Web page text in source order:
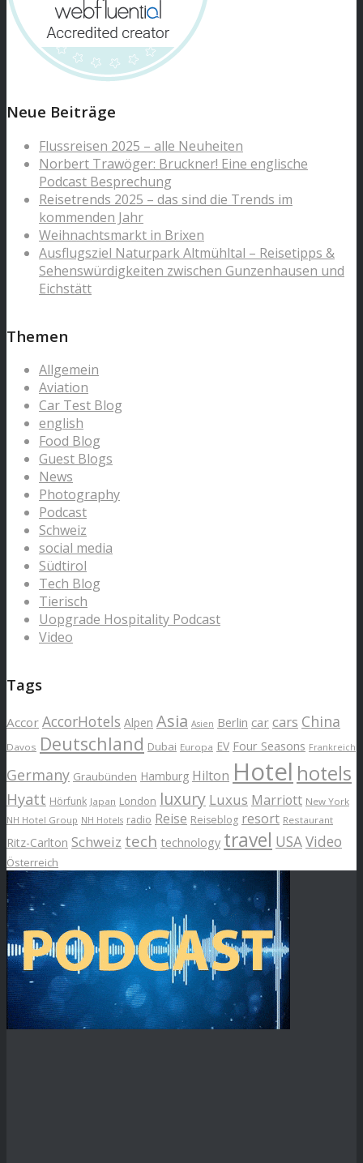
Neue Beiträge
Flussreisen 2025 – alle Neuheiten
Norbert Trawöger: Bruckner! Eine englische
Podcast Besprechung
Reisetrends 2025 – das sind die Trends im
kommenden Jahr
Weihnachtsmarkt in Brixen
Ausflugsziel Naturpark Altmühltal – Reisetipps &
Sehenswürdigkeiten zwischen Gunzenhausen und
Eichstätt
Themen
Allgemein
Aviation
Car Test Blog
english
Food Blog
Guest Blogs
News
Photography
Podcast
Schweiz
social media
Südtirol
Tech Blog
Tierisch
Uopgrade Hospitality Podcast
Video
Tags
Accor AccorHotels Alpen Asia Asien Berlin car cars China
Davos Deutschland Dubai Europa EV Four Seasons Frankreich
Germany Graubünden Hamburg Hilton Hotel hotels
Hyatt Hörfunk Japan London luxury Luxus Marriott New York
NH Hotel Group NH Hotels radio Reise Reiseblog resort Restaurant
Ritz-Carlton Schweiz tech technology travel USAVideo
Österreich